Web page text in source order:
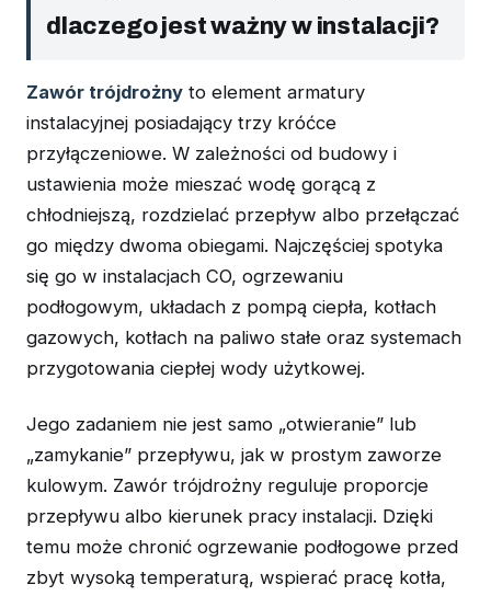
dlaczego jest ważny w instalacji?
Zawór trójdrożny to element armatury
instalacyjnej posiadający trzy króćce
przyłączeniowe. W zależności od budowy i
ustawienia może mieszać wodę gorącą z
chłodniejszą, rozdzielać przepływ albo przełączać
go między dwoma obiegami. Najczęściej spotyka
się go w instalacjach CO, ogrzewaniu
podłogowym, układach z pompą ciepła, kotłach
gazowych, kotłach na paliwo stałe oraz systemach
przygotowania ciepłej wody użytkowej.
Jego zadaniem nie jest samo „otwieranie” lub
„zamykanie” przepływu, jak w prostym zaworze
kulowym. Zawór trójdrożny reguluje proporcje
przepływu albo kierunek pracy instalacji. Dzięki
temu może chronić ogrzewanie podłogowe przed
zbyt wysoką temperaturą, wspierać pracę kotła,